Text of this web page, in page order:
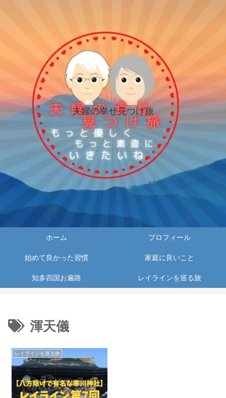
夫婦の幸せ見つけ旅
ホーム プロフィール
始めて良かった習慣 家庭に良いこと
知多四国お遍路 レイラインを巡る旅
渾天儀
レイラインを巡る旅